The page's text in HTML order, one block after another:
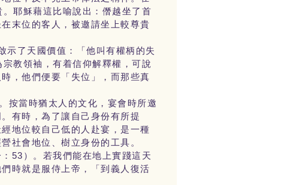
耶穌藉這比喻說出：僭越坐了首
末位的客人，被邀請坐上較尊貴
示了天國價值：「他叫有權柄的失
教領袖，有着信仰解釋權，可說
，他們便要「失位」，而那些真
按當時猶太人的文化，宴會時所邀
有時，為了讓自己身份有所提
地位較自己低的人赴宴，是一種
社會地位、樹立身份的工具。
53）。若我們能在地上實踐這天
時就是服侍上帝，「到義人復活